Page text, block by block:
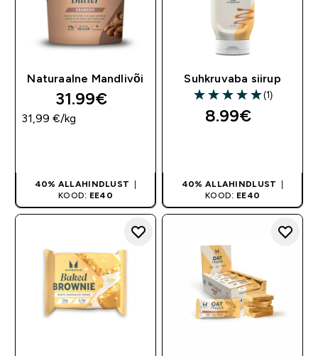
Naturaalne Mandlivõi
31.99€‎
31,99 €‎/kg
40% ALLAHINDLUST
KOOD: EE40
Suhkruvaba siirup
5 out of 5 stars
(1)
8.99€‎
40% ALLAHINDLUST
KOOD: EE40